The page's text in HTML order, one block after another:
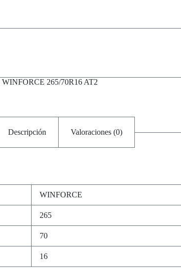
265/70R16 AT2
Descripción Valoraciones (0)
WINFORCE
265
70
16